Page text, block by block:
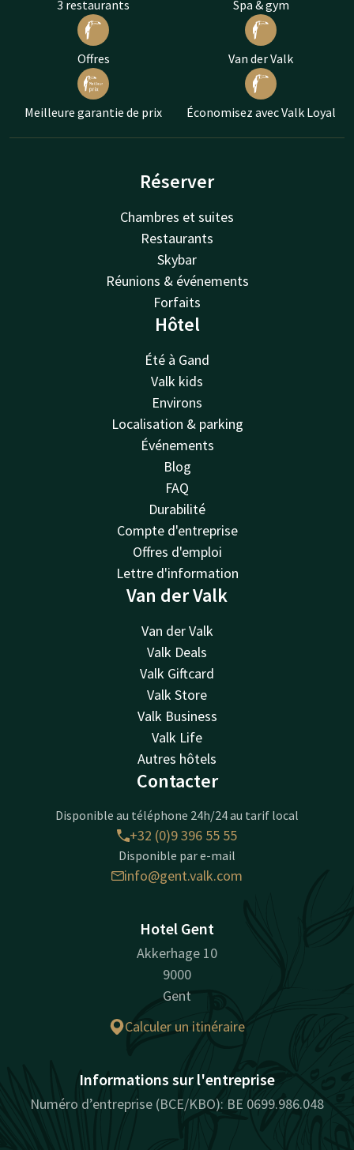
3 restaurants Spa & gym
Offres Van der Valk
Meilleure garantie de prix Économisez avec Valk Loyal
Réserver
Chambres et suites
Restaurants
Skybar
Réunions & événements
Forfaits
Hôtel
Été à Gand
Valk kids
Environs
Localisation & parking
Événements
Blog
FAQ
Durabilité
Compte d'entreprise
Offres d'emploi
Lettre d'information
Van der Valk
Van der Valk
Valk Deals
Valk Giftcard
Valk Store
Valk Business
Valk Life
Autres hôtels
Contacter
Disponible au téléphone 24h/24 au tarif local
+32 (0)9 396 55 55
Disponible par e-mail
info@gent.valk.com
Hotel Gent
Akkerhage 10
9000
Gent
Calculer un itinéraire
Informations sur l'entreprise
Numéro d’entreprise (BCE/KBO): BE 0699.986.048